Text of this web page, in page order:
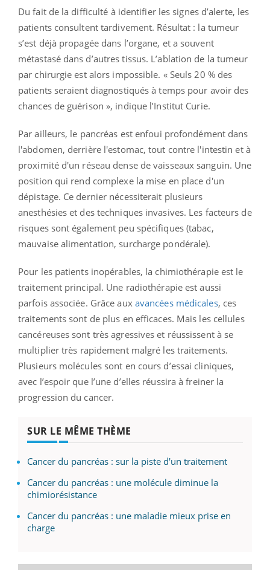
Du fait de la difficulté à identifier les signes d’alerte, les
patients consultent tardivement. Résultat : la tumeur
s’est déjà propagée dans l’organe, et a souvent
métastasé dans d’autres tissus. L’ablation de la tumeur
par chirurgie est alors impossible. « Seuls 20 % des
patients seraient diagnostiqués à temps pour avoir des
chances de guérison », indique l’Institut Curie.
Par ailleurs, le pancréas est enfoui profondément dans
l'abdomen, derrière l'estomac, tout contre l'intestin et à
proximité d'un réseau dense de vaisseaux sanguin. Une
position qui rend complexe la mise en place d'un
dépistage. Ce dernier nécessiterait plusieurs
anesthésies et des techniques invasives. Les facteurs de
risques sont également peu spécifiques (tabac,
mauvaise alimentation, surcharge pondérale).
Pour les patients inopérables, la chimiothérapie est le
traitement principal. Une radiothérapie est aussi
parfois associée. Grâce aux avancées médicales, ces
traitements sont de plus en efficaces. Mais les cellules
cancéreuses sont très agressives et réussissent à se
multiplier très rapidement malgré les traitements.
Plusieurs molécules sont en cours d’essai cliniques,
avec l’espoir que l’une d’elles réussira à freiner la
progression du cancer.
SUR LE MÊME THÈME
Cancer du pancréas : sur la piste d'un traitement
Cancer du pancréas : une molécule diminue la
chimiorésistance
Cancer du pancréas : une maladie mieux prise en
charge